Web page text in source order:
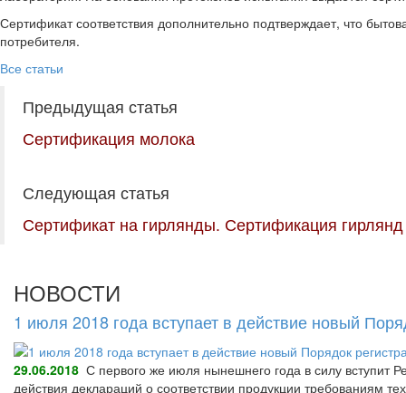
Сертификат соответствия дополнительно подтверждает, что
потребителя.
Все статьи
Предыдущая статья
Сертификация молока
Следующая статья
Сертификат на гирлянды. Сертификация гирлянд
НОВОСТИ
1 июля 2018 года вступает в действие новый
29.06.2018 С первого же июля нынешнего года в силу вступит
действия деклараций о соответствии продукции требованиям